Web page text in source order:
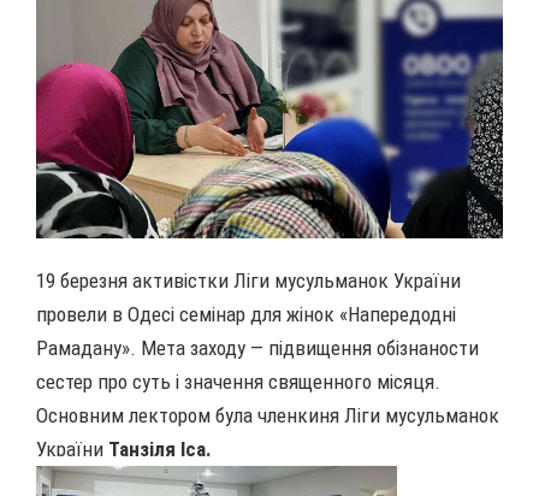
19 березня активістки Ліги мусульманок України
провели в Одесі семінар для жінок «Напередодні
Рамадану». Мета заходу — підвищення обізнаности
сестер про суть і значення священного місяця.
Основним лектором була членкиня Ліги мусульманок
України Танзіля Іса.